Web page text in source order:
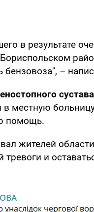
в результате
–
сустава
местную
помощь.
жителей
и